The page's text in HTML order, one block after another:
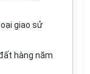
giao sử
hàng năm